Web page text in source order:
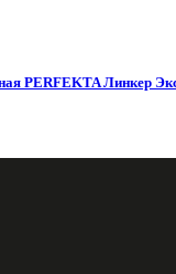
PERFEKTA Линкер